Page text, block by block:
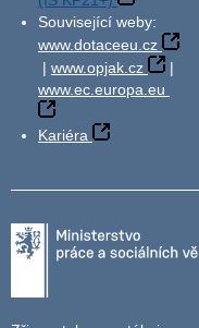
Související weby:
www.dotaceeu.cz
| www.opjak.cz
|
www.ec.europa.eu
Kariéra